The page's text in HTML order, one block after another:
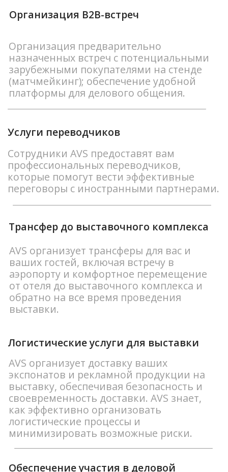
мероприятия для привлечения
повышенного внимания и расширения
Зарубежные выставки AVS
Команда AVS организовывала
участие российских компаний и
осуществляла застройку
выставочных стендов в ведущих
МВЦ "Крокус Экспо", Москва,
Россия,
ЭКСПОЦЕНТР, Москва, Россия,
МВЦ "ЭкспоФорум", Санкт-
Петербург, Россия,
МВЦ "ЕкатеринбургЭкспо",
Екатеринбург, Россия,
Дальневосточный Федеральный
университет, Владивосток,
МВЦ "КазаньЭкспо", Казань, Россия,
Istanbul Exhibition Center (IFM),
TUYAP Fair and Exhibition Center,
Tehran International Exhibition